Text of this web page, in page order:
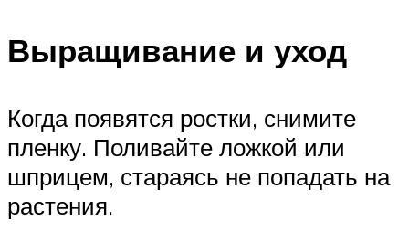
Выращивание и уход
Когда появятся ростки, снимите
пленку. Поливайте ложкой или
шприцем, стараясь не попадать на
растения.